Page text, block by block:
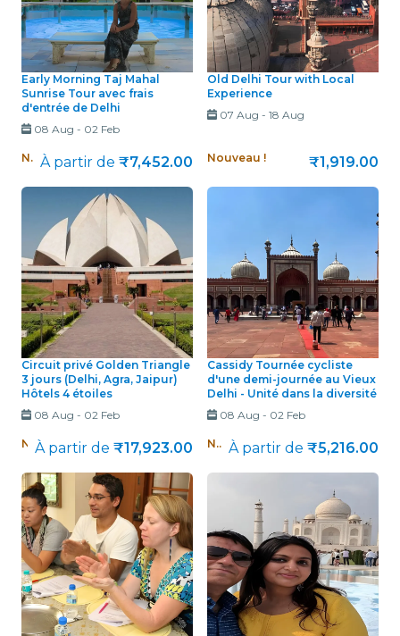
Early Morning Taj Mahal
Sunrise Tour avec frais
d'entrée de Delhi
08 Aug - 02 Feb
Nouveau ! À partir de ₹7,452.00
Old Delhi Tour with Local
Experience
07 Aug - 18 Aug
Nouveau ! ₹1,919.00
Circuit privé Golden Triangle
3 jours (Delhi, Agra, Jaipur)
Hôtels 4 étoiles
08 Aug - 02 Feb
Nouveau !
À partir de ₹17,923.00
Cassidy Tournée cycliste
d'une demi-journée au Vieux
Delhi - Unité dans la diversité
08 Aug - 02 Feb
Nouveau ! À partir de ₹5,216.00